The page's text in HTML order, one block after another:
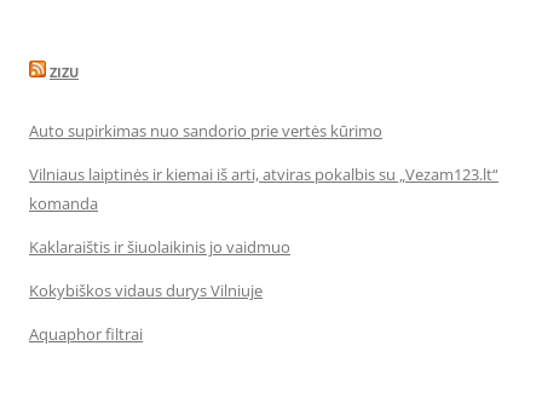
ZIZU
Auto supirkimas nuo sandorio prie vertės kūrimo
Vilniaus laiptinės ir kiemai iš arti, atviras pokalbis su „Vezam123.lt“
komanda
Kaklaraištis ir šiuolaikinis jo vaidmuo
Kokybiškos vidaus durys Vilniuje
Aquaphor filtrai